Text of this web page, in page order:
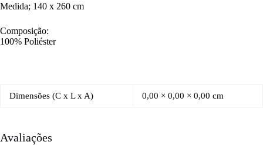
Medida; 140 x 260 cm
Composição:
100% Poliéster
Dimensões (C x L x A) 0,00 × 0,00 × 0,00 cm
Avaliações